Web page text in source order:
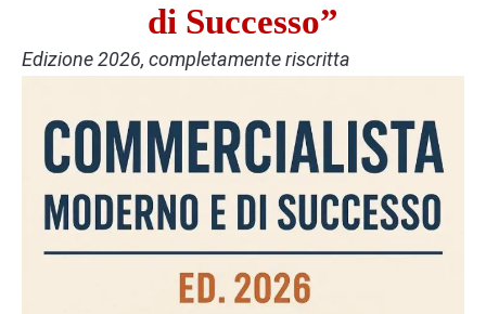
di Successo”
Edizione 2026, completamente riscritta